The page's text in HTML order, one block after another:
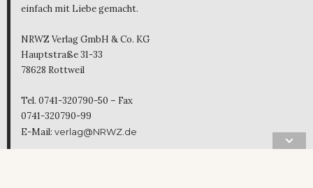
einfach mit Liebe gemacht.
NRWZ Verlag GmbH & Co. KG
Hauptstraße 31-33
78628 Rottweil
Tel. 0741-320790-50 – Fax
0741-320790-99
E-Mail: verlag@NRWZ.de